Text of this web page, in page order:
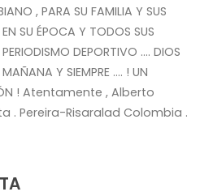
, PARA SU FAMILIA Y SUS
SU ÉPOCA Y TODOS SUS
DEPORTIVO …. DIOS
Y SIEMPRE …. ! UN
! Atentamente , Alberto
. Pereira-Risaralad Colombia .